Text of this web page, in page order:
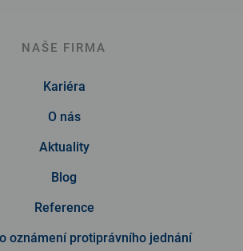
NAŠE FIRMA
Kariéra
O nás
Aktuality
Blog
Reference
oznámení protiprávního jednání